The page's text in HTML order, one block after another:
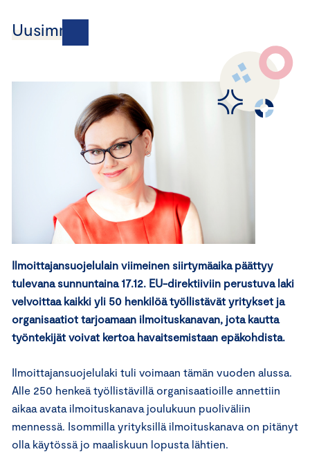
Uusimmat
Ilmoittajansuojelulain viimeinen siirtymäaika päättyy
tulevana sunnuntaina 17.12. EU-direktiiviin perustuva laki
velvoittaa kaikki yli 50 henkilöä työllistävät yritykset ja
organisaatiot tarjoamaan ilmoituskanavan, jota kautta
työntekijät voivat kertoa havaitsemistaan epäkohdista.
Ilmoittajansuojelulaki tuli voimaan tämän vuoden alussa.
Alle 250 henkeä työllistävillä organisaatioille annettiin
aikaa avata ilmoituskanava joulukuun puoliväliin
mennessä. Isommilla yrityksillä ilmoituskanava on pitänyt
olla käytössä jo maaliskuun lopusta lähtien.